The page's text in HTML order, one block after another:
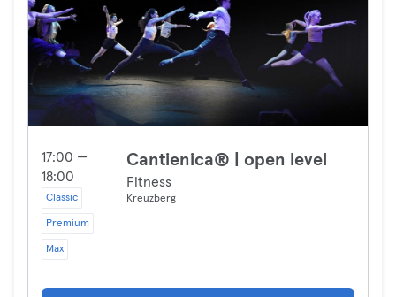
17:00 —
18:00
Classic
Premium
Max
Cantienica® | open level
Fitness
Kreuzberg